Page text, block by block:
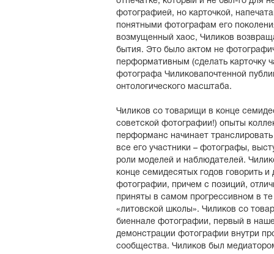
фотографией, но карточкой,
понятными фотографам его
возмущенный хаос, Чиликов
бытия. Это было актом не
перформативным (сделать карточку
фотографа Чиликовапочтенной
онтологического масштаба.
Чиликов со товарищи в конце
советской фотографии!) опыты
перформанс начинает
все его участники – фотографы,
роли моделей и наблюдателей.
конце семидесятых годов говорить и
фотографии, причем с позиций,
приняты в самом прогрессивном в те
«литовской школы». Чиликов со
биеннале фотографии, первый в
демонстрации фотографии внутри
сообщества. Чиликов был